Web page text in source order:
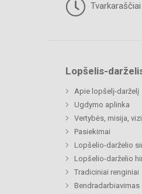
Tvarkaraščiai
Lopšelis-
Apie lopšelį-darželį
Ugdymo aplinka
Vertybės, misija,
Pasiekimai
Lopšelio-darželio
Lopšelio-darželio
Tradiciniai renginiai
Bendradarbiavimas